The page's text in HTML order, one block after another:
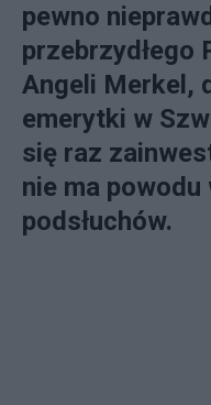
pewno
przebrzydłego
Angeli Merkel,
emerytki w
się raz
nie ma powodu
podsłuchów.